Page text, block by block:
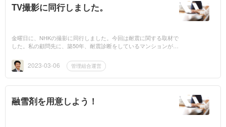
TV撮影に同行しました。
金曜日に、NHKの撮影に同行しました。今回は耐震に関する取材で
した。私の顧問先に、築50年、耐震診断をしているマンションがあ
耐震改修工事。...
2023-03-06 管理組合運営
融雪剤を用意しよう！